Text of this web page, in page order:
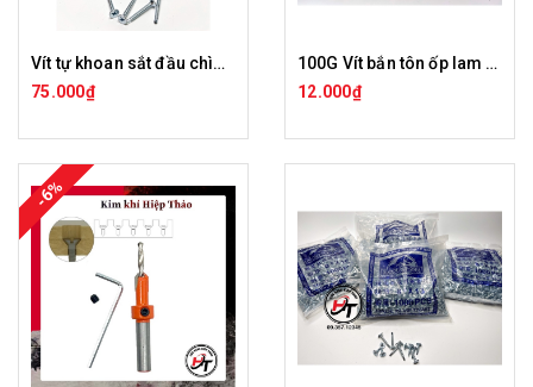
Vít tự khoan sắt đầu chìm đầu bằng 1 túi Dinosaur chính hãng VTK-C-1T
75.000₫
100G Vít bắn tôn ốp lam sắt Dinosaur chính hãng VOS-DNS-100G
12.000₫
-6%